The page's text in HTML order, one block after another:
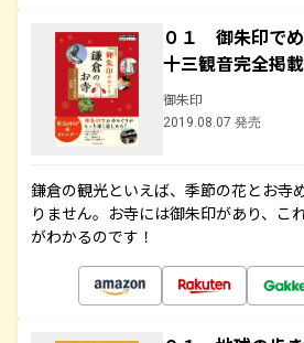
０１ 御朱印で
十三観音完全掲
御朱印
2019.08.07 発売
鎌倉の観光といえば、季節の花とお寺
りません。お寺には御朱印があり、こ
がわかるのです！